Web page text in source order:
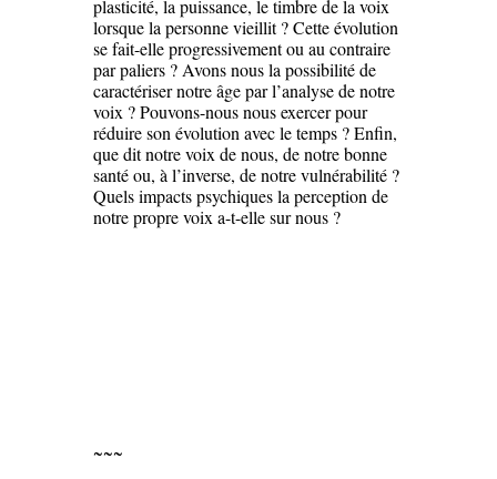
plasticité, la puissance, le timbre de la voix
lorsque la personne vieillit ? Cette évolution
se fait-elle progressivement ou au contraire
par paliers ? Avons nous la possibilité de
caractériser notre âge par l’analyse de notre
voix ? Pouvons-nous nous exercer pour
réduire son évolution avec le temps ? Enfin,
que dit notre voix de nous, de notre bonne
santé ou, à l’inverse, de notre vulnérabilité ?
Quels impacts psychiques la perception de
notre propre voix a-t-elle sur nous ?
~~~